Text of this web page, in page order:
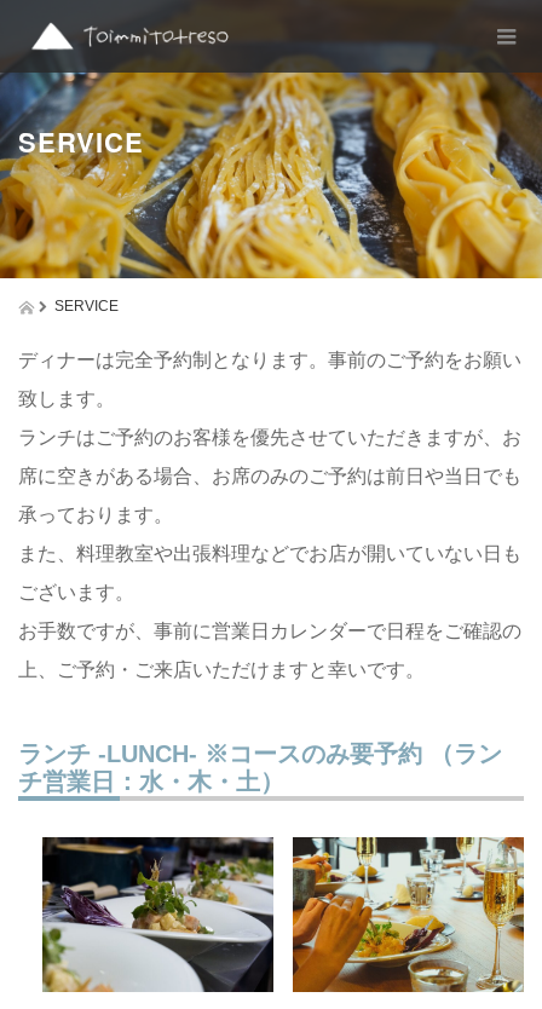
SERVICE
SERVICE
ディナーは完全予約制となります。事前のご予約をお願い
致します。
ランチはご予約のお客様を優先させていただきますが、お
席に空きがある場合、お席のみのご予約は前日や当日でも
承っております。
また、料理教室や出張料理などでお店が開いていない日も
ございます。
お手数ですが、事前に営業日カレンダーで日程をご確認の
上、ご予約・ご来店いただけますと幸いです。
ランチ -LUNCH- ※コースのみ要予約 （ラン
チ営業日：水・木・土）